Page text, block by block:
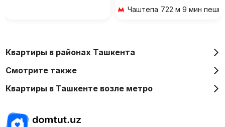
Чаштепа 722 м 9 мин
Квартиры в районах Ташкента
Смотрите также
Квартиры в Ташкенте возле метро